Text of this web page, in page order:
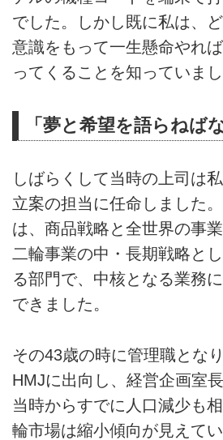
でした。しかし既に私は、
意識をもって一生懸命やれ
ってくることを知っていまし
「夢と希望を語らねば
しばらくして当時の上司は
立案の担当に任命しました
は、商品戦略と全世界の事業
二輪事業の中・長期戦略と
る部門で、中核となる業務
できました。
その43歳の時に管理職とな
HMJに出向し、経営企画室
当時からすでに人口減少も
輪市場は縮小傾向が見えて